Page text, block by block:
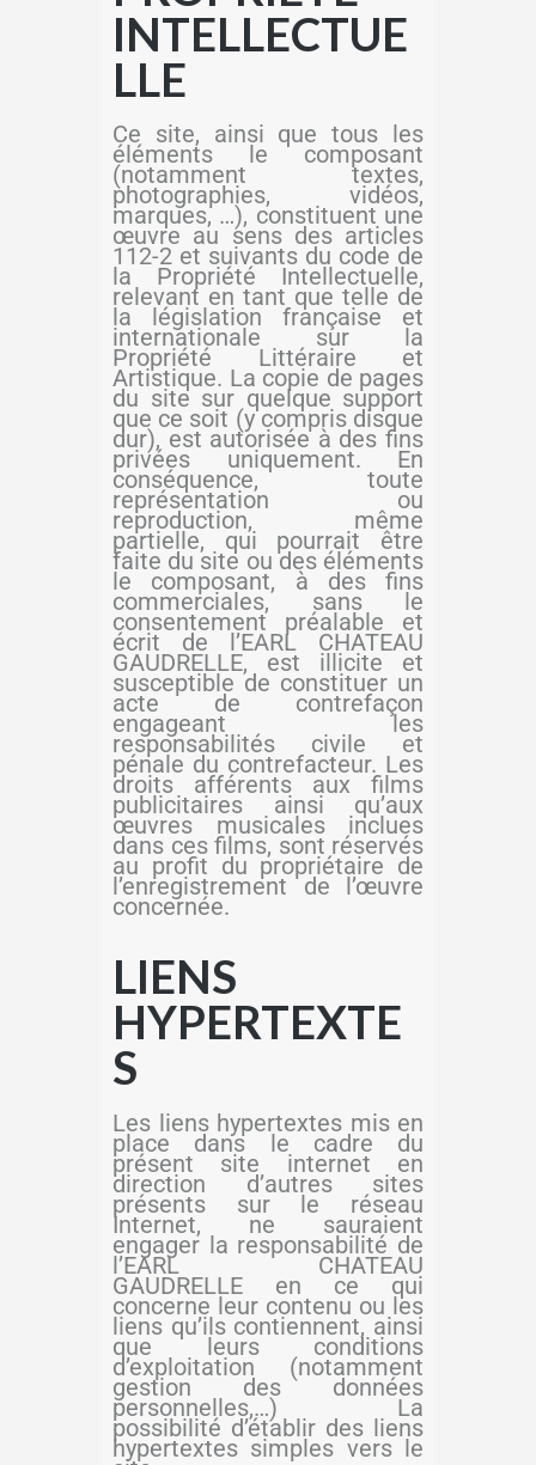
INTELLECTUE
LLE
Ce site, ainsi que tous les
éléments le composant
(notamment textes,
photographies, vidéos,
marques, …), constituent une
œuvre au sens des articles
112-2 et suivants du code de
la Propriété Intellectuelle,
relevant en tant que telle de
la législation française et
internationale sur la
Propriété Littéraire et
Artistique. La copie de pages
du site sur quelque support
que ce soit (y compris disque
dur), est autorisée à des fins
privées uniquement. En
conséquence, toute
représentation ou
reproduction, même
partielle, qui pourrait être
faite du site ou des éléments
le composant, à des fins
commerciales, sans le
consentement préalable et
écrit de l’EARL CHATEAU
GAUDRELLE, est illicite et
susceptible de constituer un
acte de contrefaçon
engageant les
responsabilités civile et
pénale du contrefacteur. Les
droits afférents aux films
publicitaires ainsi qu’aux
œuvres musicales inclues
dans ces films, sont réservés
au profit du propriétaire de
l’enregistrement de l’œuvre
concernée.
LIENS
HYPERTEXTE
S
Les liens hypertextes mis en
place dans le cadre du
présent site internet en
direction d’autres sites
présents sur le réseau
Internet, ne sauraient
engager la responsabilité de
l’EARL CHATEAU
GAUDRELLE en ce qui
concerne leur contenu ou les
liens qu’ils contiennent, ainsi
que leurs conditions
d’exploitation (notamment
gestion des données
personnelles,…) La
possibilité d’établir des liens
hypertextes simples vers le